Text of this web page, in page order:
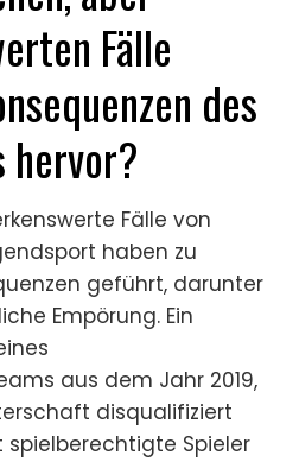
Trainern und Eltern
Stipendien oder
Der Bedarf,
bringen, kann zu Angst
einige dazu bringen,
wie Schummeln in
des Fair Play und
im